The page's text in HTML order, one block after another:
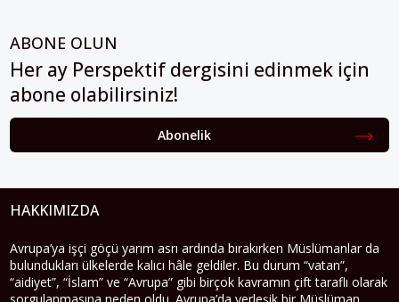
ABONE OLUN
Her ay Perspektif dergisini edinmek için
abone olabilirsiniz!
Abonelik
HAKKIMIZDA
Avrupa’ya işçi göçü yarım asrı ardında bırakırken Müslümanlar da
bulundukları ülkelerde kalıcı hâle geldiler. Bu durum “vatan”,
“aidiyet”, “İslam” ve “Avrupa” gibi birçok kavramın çift taraflı olarak
sorgulanmasına neden oldu. Avrupa’da yerleşik bir Müslüman